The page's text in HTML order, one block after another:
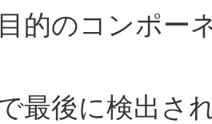
的のコンポー
最後に検出さ